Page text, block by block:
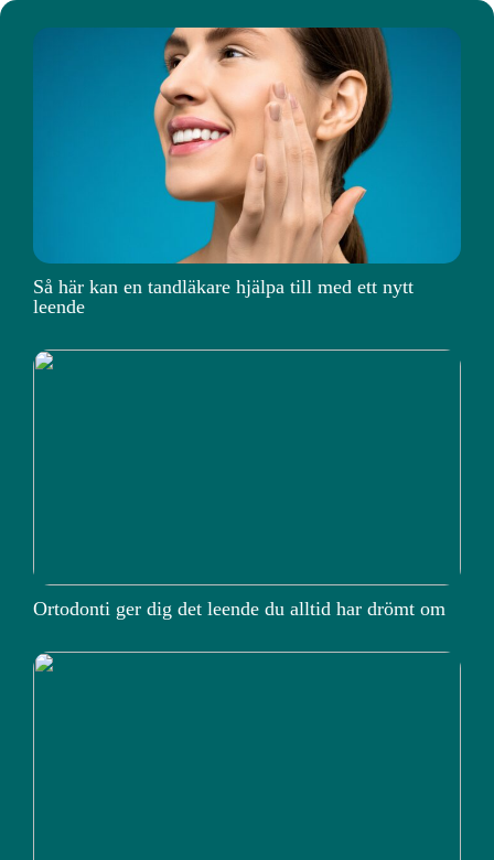
Så här kan en tandläkare hjälpa till med ett nytt
leende
Ortodonti ger dig det leende du alltid har drömt om